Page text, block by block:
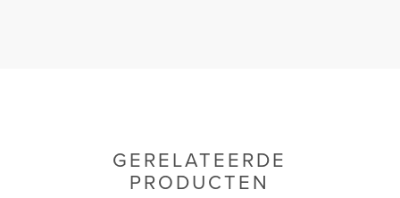
GERELATEERDE
PRODUCTEN